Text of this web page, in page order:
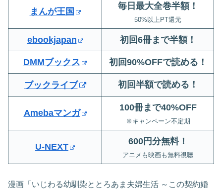
まんが王国
毎日最大全巻半額！
50%以上PT還元
ebookjapan 初回6冊まで半額！
DMMブックス 初回90%OFFで読める！
ブックライブ 初回半額で読める！
Amebaマンガ
100冊まで40%OFF
※キャンペーン不定期
U-NEXT
600円分無料！
アニメも映画も無料視聴
漫画「いじわる幼馴染ととろあま夫婦生活 ～この契約婚